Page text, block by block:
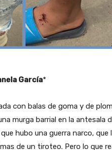
García*
con balas de goma y de
murga barrial en la antesala
hubo una guerra narco,
de un tiroteo. Pero lo que